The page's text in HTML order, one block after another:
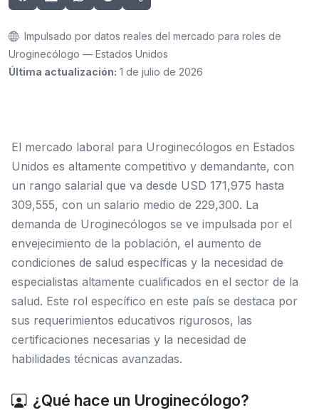
Impulsado por datos reales del mercado para roles de
Uroginecólogo — Estados Unidos
Última actualización: 1 de julio de 2026
El mercado laboral para Uroginecólogos en Estados
Unidos es altamente competitivo y demandante, con
un rango salarial que va desde USD 171,975 hasta
309,555, con un salario medio de 229,300. La
demanda de Uroginecólogos se ve impulsada por el
envejecimiento de la población, el aumento de
condiciones de salud específicas y la necesidad de
especialistas altamente cualificados en el sector de la
salud. Este rol específico en este país se destaca por
sus requerimientos educativos rigurosos, las
certificaciones necesarias y la necesidad de
habilidades técnicas avanzadas.
¿Qué hace un Uroginecólogo?